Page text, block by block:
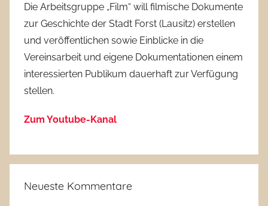
Die Arbeitsgruppe „Film“ will filmische Dokumente
zur Geschichte der Stadt Forst (Lausitz) erstellen
und veröffentlichen sowie Einblicke in die
Vereinsarbeit und eigene Dokumentationen einem
interessierten Publikum dauerhaft zur Verfügung
stellen.
Zum Youtube-Kanal
Neueste Kommentare